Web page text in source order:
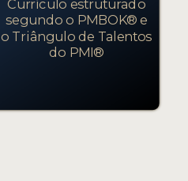
Currículo estruturado
segundo o PMBOK® e
o Triângulo de Talentos
do PMI®